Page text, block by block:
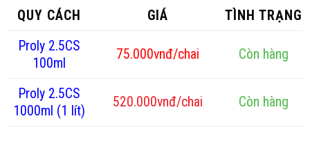
QUY CÁCH GIÁ
TÌNH TRẠNG
Proly 2.5CS
100ml
75.000vnđ/chai Còn hàng
Proly 2.5CS
1000ml (1 lít)
520.000vnđ/chai Còn hàng